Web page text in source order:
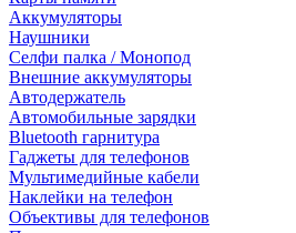
Аккумуляторы
Наушники
Селфи палка / Монопод
Внешние аккумуляторы
Автодержатель
Автомобильные зарядки
Bluetooth гарнитура
Гаджеты для телефонов
Мультимедийные кабели
Наклейки на телефон
Объективы для телефонов